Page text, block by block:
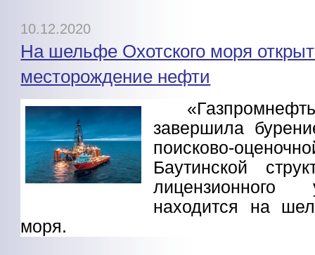
10.12.2020
На шельфе Охотского моря
месторождение нефти
завершила
поисково-
Баутинской
находится на
моря.